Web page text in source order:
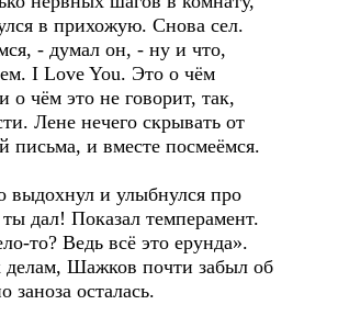
в прихожую. Снова сел.
- думал он, - ну и что,
I Love You. Это о чём
о чём это не говорит, так,
Лене нечего скрывать от
письма, и вместе посмеёмся.
выдохнул и улыбнулся про
дал! Показал темперамент.
то? Ведь всё это ерунда».
Шажков почти забыл об
заноза осталась.